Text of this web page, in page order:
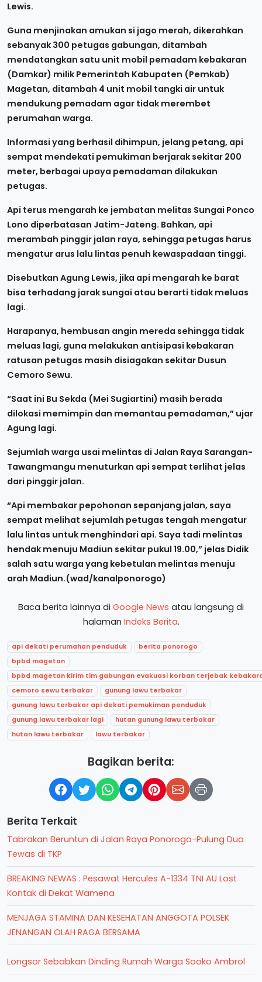
Lewis.
Guna menjinakan amukan si jago merah, dikerahkan
sebanyak 300 petugas gabungan, ditambah
mendatangkan satu unit mobil pemadam kebakaran
(Damkar) milik Pemerintah Kabupaten (Pemkab)
Magetan, ditambah 4 unit mobil tangki air untuk
mendukung pemadam agar tidak merembet
perumahan warga.
Informasi yang berhasil dihimpun, jelang petang, api
sempat mendekati pemukiman berjarak sekitar 200
meter, berbagai upaya pemadaman dilakukan
petugas.
Api terus mengarah ke jembatan melitas Sungai Ponco
Lono diperbatasan Jatim-Jateng. Bahkan, api
merambah pinggir jalan raya, sehingga petugas harus
mengatur arus lalu lintas penuh kewaspadaan tinggi.
Disebutkan Agung Lewis, jika api mengarah ke barat
bisa terhadang jarak sungai atau berarti tidak meluas
lagi.
Harapanya, hembusan angin mereda sehingga tidak
meluas lagi, guna melakukan antisipasi kebakaran
ratusan petugas masih disiagakan sekitar Dusun
Cemoro Sewu.
“Saat ini Bu Sekda (Mei Sugiartini) masih berada
dilokasi memimpin dan memantau pemadaman,” ujar
Agung lagi.
Sejumlah warga usai melintas di Jalan Raya Sarangan-
Tawangmangu menuturkan api sempat terlihat jelas
dari pinggir jalan.
“Api membakar pepohonan sepanjang jalan, saya
sempat melihat sejumlah petugas tengah mengatur
lalu lintas untuk menghindari api. Saya tadi melintas
hendak menuju Madiun sekitar pukul 19.00,” jelas Didik
salah satu warga yang kebetulan melintas menuju
arah Madiun.(wad/kanalponorogo)
Baca berita lainnya di Google News atau langsung di
halaman Indeks Berita.
api dekati perumahan penduduk
berita ponorogo
bpbd magetan
bpbd magetan kirim tim gabungan evakuasi korban terjebak
cemoro sewu terbakar
gunung lawu terbakar
gunung lawu terbakar api dekati pemukiman penduduk
gunung lawu terbakar lagi
hutan gunung lawu terbakar
hutan lawu terbakar
lawu terbakar
Bagikan berita:
Berita Terkait
Tabrakan Beruntun di Jalan Raya Ponorogo-Pulung Dua
Tewas di TKP
BREAKING NEWAS : Pesawat Hercules A-1334 TNI AU Lost
Kontak di Dekat Wamena
MENJAGA STAMINA DAN KESEHATAN ANGGOTA POLSEK
JENANGAN OLAH RAGA BERSAMA
Longsor Sebabkan Dinding Rumah Warga Sooko Ambrol